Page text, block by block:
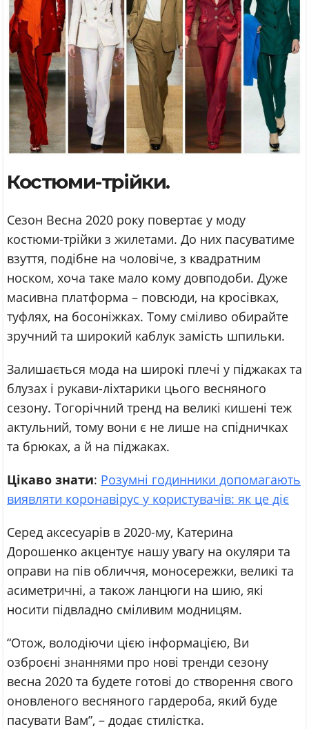
Костюми-трійки.
Сезон Весна 2020 року повертає у моду
костюми-трійки з жилетами. До них пасуватиме
взуття, подібне на чоловіче, з квадратним
носком, хоча таке мало кому довподоби. Дуже
масивна платформа – повсюди, на кросівках,
туфлях, на босоніжках. Тому сміливо обирайте
зручний та широкий каблук замість шпильки.
Залишається мода на широкі плечі у піджаках та
блузах і рукави-ліхтарики цього весняного
сезону. Тогорічний тренд на великі кишені теж
актульний, тому вони є не лише на спідничках
та брюках, а й на піджаках.
Цікаво знати: Розумні годинники допомагають
виявляти коронавірус у користувачів: як це діє
Серед аксесуарів в 2020-му, Катерина
Дорошенко акцентує нашу увагу на окуляри та
оправи на пів обличчя, моносережки, великі та
асиметричні, а також ланцюги на шию, які
носити підвладно сміливим модницям.
“Отож, володіючи цією інформацією, Ви
озброєні знаннями про нові тренди сезону
весна 2020 та будете готові до створення свого
оновленого весняного гардероба, який буде
пасувати Вам”, – додає стилістка.